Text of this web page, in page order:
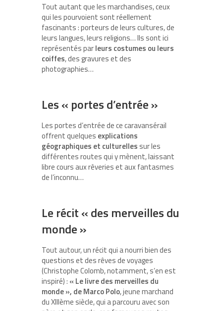
Tout autant que les marchandises, ceux
qui les pourvoient sont réellement
fascinants : porteurs de leurs cultures, de
leurs langues, leurs religions… Ils sont ici
représentés parleurs costumes ou leurs
coiffes, des gravures et des
photographies…
Les « portes d’entrée »
Les portes d’entrée de ce caravansérail
offrent quelques explications
géographiques et culturelles sur les
différentes routes qui y mènent, laissant
libre cours aux rêveries et aux fantasmes
de l’inconnu…
Le récit « des merveilles du
monde »
Tout autour, un récit qui a nourri bien des
questions et des rêves de voyages
(Christophe Colomb, notamment, s’en est
inspiré) : « Le livre des merveilles du
monde », de Marco Polo, jeune marchand
du XIIIème siècle, qui a parcouru avec son